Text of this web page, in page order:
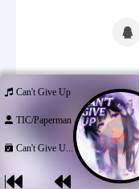
免责声明
Can't Give Up
TIC/Paperman
Can't Give U...